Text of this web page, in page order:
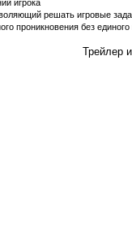
игрока
решать игровые
проникновения без
Трейлер